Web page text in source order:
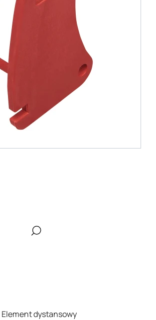
Element dystansowy